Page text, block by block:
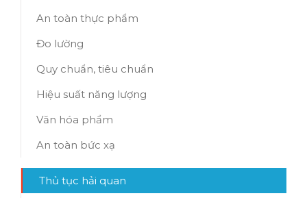
An toàn thực phẩm
Đo lường
Quy chuẩn, tiêu chuẩn
Hiệu suất năng lượng
Văn hóa phẩm
An toàn bức xạ
Thủ tục hải quan